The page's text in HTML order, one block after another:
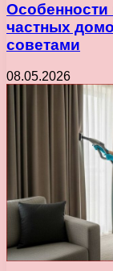
Особенности
частных
советами
08.05.2026